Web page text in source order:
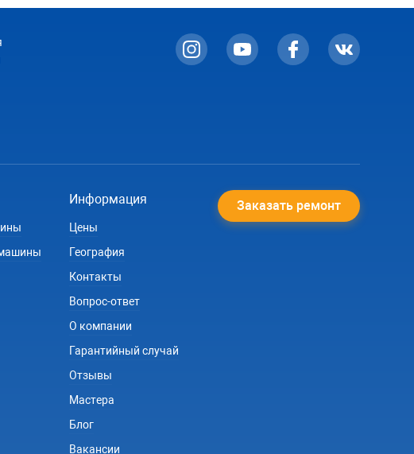
Информация
Цены
География
Контакты
Вопрос-ответ
О компании
Гарантийный случай
Отзывы
Мастера
Блог
Вакансии
Заказать ремонт